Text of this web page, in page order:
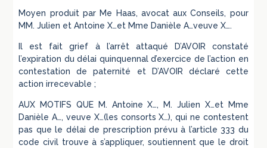
Moyen produit par Me Haas, avocat aux Conseils, pour
MM. Julien et Antoine X…et Mme Danièle A…veuve X….
Il est fait grief à l’arrêt attaqué D’AVOIR constaté
l’expiration du délai quinquennal d’exercice de l’action en
contestation de paternité et D’AVOIR déclaré cette
action irrecevable ;
AUX MOTIFS QUE M. Antoine X…, M. Julien X…et Mme
Danièle A…, veuve X…(les consorts X…), qui ne contestent
pas que le délai de prescription prévu à l’article 333 du
code civil trouve à s’appliquer, soutiennent que le droit